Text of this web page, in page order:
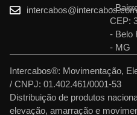
-
CEP:
- Belo
- MG
Intercabos®: Movimentação,
/ CNPJ: 01.402.461/0001-53
Distribuição de produtos
elevação, amarração e